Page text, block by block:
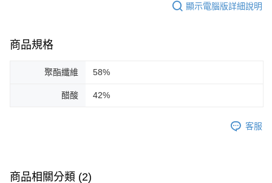
顯示電腦版詳細說明
商品規格
聚酯纖維 58%
醋酸 42%
客服
商品相關分類 (2)